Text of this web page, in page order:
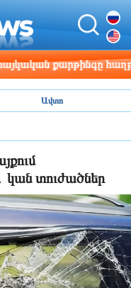
քարթինգը
Ավտո
կան տուժածներ